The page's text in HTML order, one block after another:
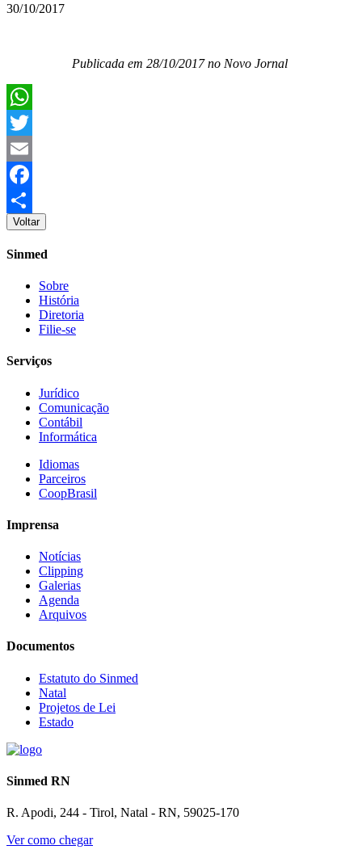
30/10/2017
Publicada em 28/10/2017 no Novo Jornal
WhatsApp
Twitter
Email
Facebook
Share
Voltar
Sinmed
Sobre
História
Diretoria
Filie-se
Serviços
Jurídico
Comunicação
Contábil
Informática
Idiomas
Parceiros
CoopBrasil
Imprensa
Notícias
Clipping
Galerias
Agenda
Arquivos
Documentos
Estatuto do Sinmed
Natal
Projetos de Lei
Estado
Sinmed RN
R. Apodi, 244 - Tirol, Natal - RN, 59025-170
Ver como chegar